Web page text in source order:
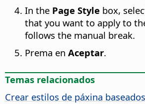
In the Page Style box,
that you want to apply to
follows the manual break.
Prema en Aceptar.
Temas relacionados
Crear estilos de páxina